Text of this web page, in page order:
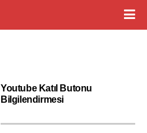
Youtube Katıl Butonu
Bilgilendirmesi